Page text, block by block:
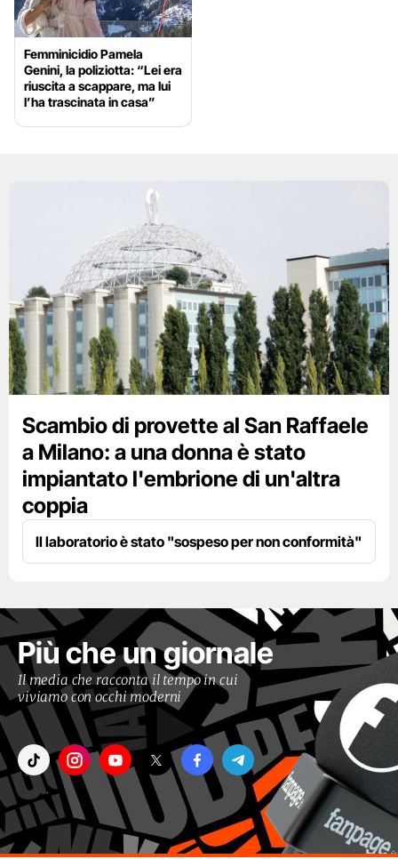
Femminicidio Pamela
Genini, la poliziotta: “Lei era
riuscita a scappare, ma lui
l’ha trascinata in casa”
Scambio di provette al San Raffaele
a Milano: a una donna è stato
impiantato l'embrione di un'altra
coppia
Il laboratorio è stato "sospeso per non conformità"
Più che un giornale
Il media che racconta il tempo in cui
viviamo con occhi moderni